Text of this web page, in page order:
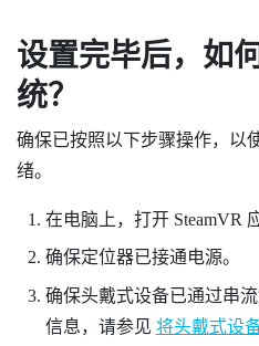
设置完毕后，如
统？
确保已按照以下步骤操作，以
绪。
在电脑上，打开 SteamVR
确保定位器已接通电源。
确保头戴式设备已通过串
信息，请参见 将头戴式设